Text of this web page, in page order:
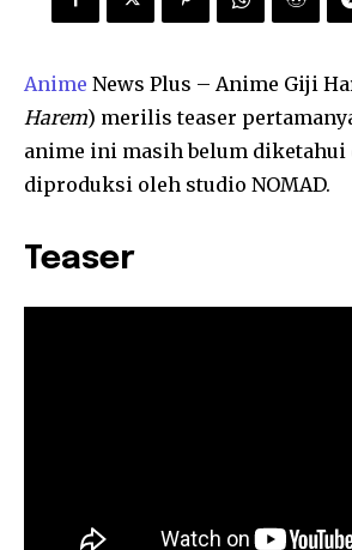
Anime News Plus – Anime Giji
Harem) merilis teaser
anime ini masih belum diketahui
diproduksi oleh studio NOMAD.
Teaser